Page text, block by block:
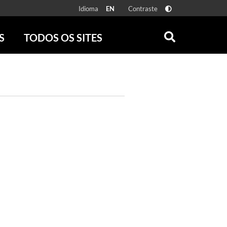
Idioma EN Contraste
TODOS OS SITES